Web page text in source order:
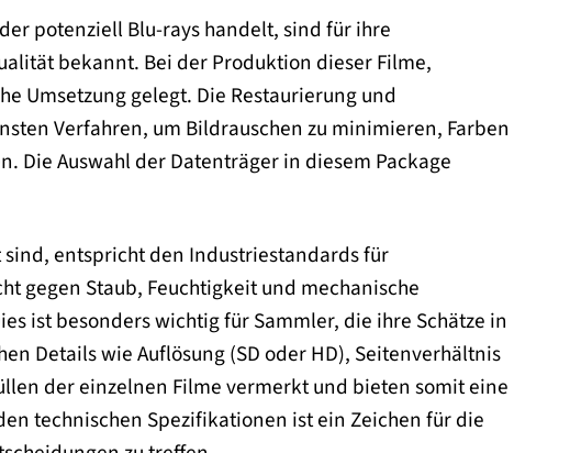
potenziell Blu-rays handelt, sind für ihre
bekannt. Bei der Produktion dieser Filme,
Umsetzung gelegt. Die Restaurierung und
Verfahren, um Bildrauschen zu minimieren, Farben
Auswahl der Datenträger in diesem Package
entspricht den Industriestandards für
gegen Staub, Feuchtigkeit und mechanische
ist besonders wichtig für Sammler, die ihre Schätze in
Details wie Auflösung (SD oder HD), Seitenverhältnis
der einzelnen Filme vermerkt und bieten somit eine
technischen Spezifikationen ist ein Zeichen für die